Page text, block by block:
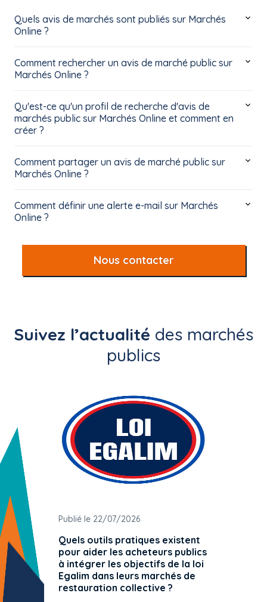
Quels avis de marchés sont publiés sur Marchés
Online ?
Comment rechercher un avis de marché public sur
Marchés Online ?
Qu'est-ce qu'un profil de recherche d'avis de
marchés public sur Marchés Online et comment en
créer ?
Comment partager un avis de marché public sur
Marchés Online ?
Comment définir une alerte e-mail sur Marchés
Online ?
Nous contacter
Suivez l’actualité des marchés
publics
Publié le 22/07/2026
Quels outils pratiques existent
pour aider les acheteurs publics
à intégrer les objectifs de la loi
Egalim dans leurs marchés de
restauration collective ?